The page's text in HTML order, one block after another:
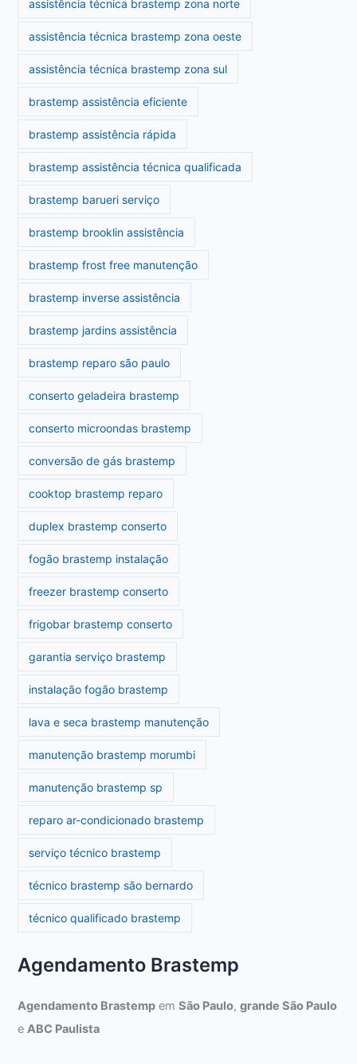
assistência técnica brastemp zona norte
assistência técnica brastemp zona oeste
assistência técnica brastemp zona sul
brastemp assistência eficiente
brastemp assistência rápida
brastemp assistência técnica qualificada
brastemp barueri serviço
brastemp brooklin assistência
brastemp frost free manutenção
brastemp inverse assistência
brastemp jardins assistência
brastemp reparo são paulo
conserto geladeira brastemp
conserto microondas brastemp
conversão de gás brastemp
cooktop brastemp reparo
duplex brastemp conserto
fogão brastemp instalação
freezer brastemp conserto
frigobar brastemp conserto
garantia serviço brastemp
instalação fogão brastemp
lava e seca brastemp manutenção
manutenção brastemp morumbi
manutenção brastemp sp
reparo ar-condicionado brastemp
serviço técnico brastemp
técnico brastemp são bernardo
técnico qualificado brastemp
Agendamento Brastemp
Agendamento Brastemp emSão Paulo,grande São Paulo
eABC Paulista